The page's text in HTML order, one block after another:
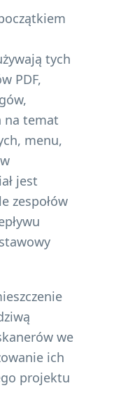
tych
PDF,
na temat
menu,
jest
zespołów
we
ich
projektu